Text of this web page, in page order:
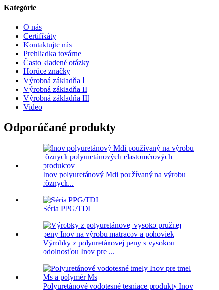
Kategórie
O nás
Certifikáty
Kontaktujte nás
Prehliadka továrne
Často kladené otázky
Horúce značky
Výrobná základňa Ⅰ
Výrobná základňa II
Výrobná základňa III
Video
Odporúčané produkty
Inov polyuretánový Mdi používaný na výrobu
rôznych...
Séria PPG/TDI
Výrobky z polyuretánovej peny s vysokou
odolnosťou Inov pre ...
Polyuretánové vodotesné tesniace produkty Inov